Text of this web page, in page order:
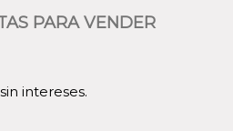
PARA VENDER
intereses.